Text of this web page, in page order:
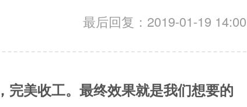
最后回复：2019-01-19 14:00
完美收工。最终效果就是我们想要的